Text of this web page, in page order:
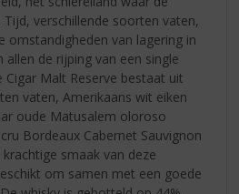
verschillende soorten vaten,
omstandigheden van lagering in
allen de rijping van een single
Malt Reserve bestaat uit
vaten, Amerikaans wit eiken
oude Matusalem oloroso
Bordeaux Cabernet Sauvignon
smaak van deze
om samen met een goede